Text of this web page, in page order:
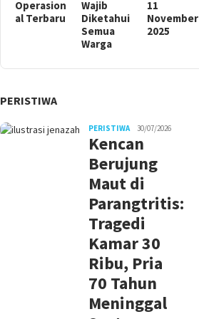
Operasion
al Terbaru
Wajib
Diketahui
Semua
Warga
11
November
2025
PERISTIWA
PERISTIWA 30/07/2026
Kencan
Berujung
Maut di
Parangtritis:
Tragedi
Kamar 30
Ribu, Pria
70 Tahun
Meninggal